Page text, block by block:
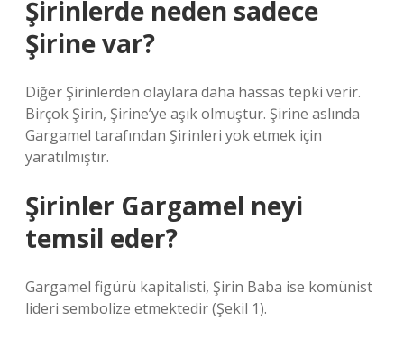
Şirinlerde neden sadece
Şirine var?
Diğer Şirinlerden olaylara daha hassas tepki verir.
Birçok Şirin, Şirine’ye aşık olmuştur. Şirine aslında
Gargamel tarafından Şirinleri yok etmek için
yaratılmıştır.
Şirinler Gargamel neyi
temsil eder?
Gargamel figürü kapitalisti, Şirin Baba ise komünist
lideri sembolize etmektedir (Şekil 1).